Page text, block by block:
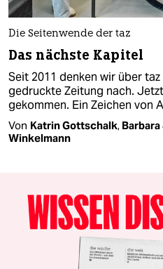
Die Seitenwende der taz
Das nächste Kapitel
Seit 2011 denken wir über
gedruckte Zeitung nach.
gekommen. Ein Zeichen von
Von Katrin Gottschalk,
Winkelmann